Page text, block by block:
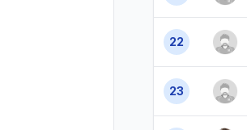
22
23